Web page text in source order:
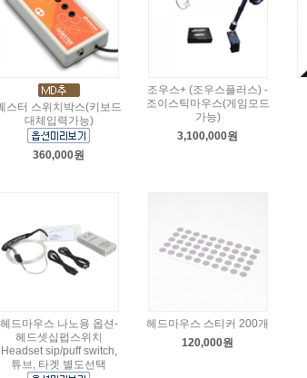
스터 스위치박스(키보드
대체입력가능)
360,000원
조우스+ (조우스플러스) -
조이스틱마우스(게임모드
가능)
3,100,000원
헤드마우스 나노용 옵션-
헤드셋십펍스위치
Headset sip/puff switch,
튜브, 타겟 별도선택
헤드마우스 스티커 200개
120,000원